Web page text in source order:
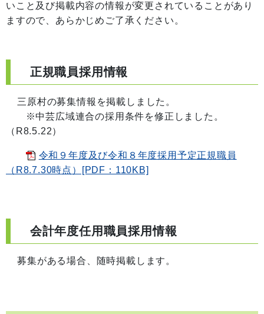
いこと及び掲載内容の情報が変更されていることがあり
ますので、あらかじめご了承ください。
正規職員採用情報
三原村の募集情報を掲載しました。
※中芸広域連合の採用条件を修正しました。
（R8.5.22）
令和９年度及び令和８年度採用予定正規職員
（R8.7.30時点）[PDF：110KB]
会計年度任用職員採用情報
募集がある場合、随時掲載します。